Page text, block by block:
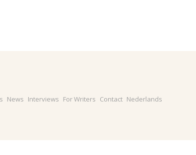
News Interviews For Writers Contact Nederlands